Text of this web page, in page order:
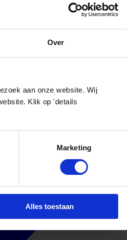
Over
aan onze website. Wij
Klik op 'details
Marketing
Alles toestaan